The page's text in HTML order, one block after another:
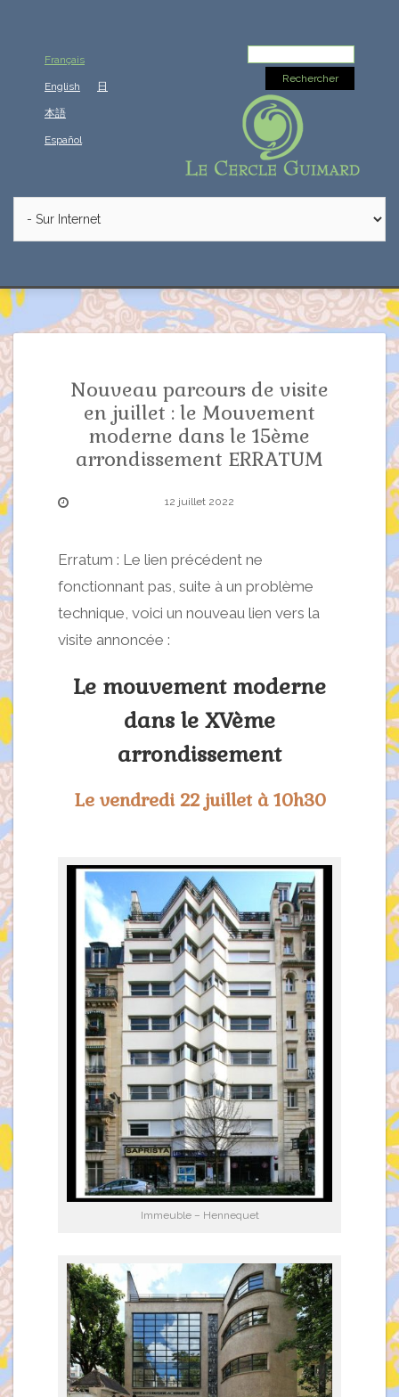
Français
English 日
本語
Español
Nouveau parcours de visite
en juillet : le Mouvement
moderne dans le 15ème
arrondissement ERRATUM
12 juillet 2022
Erratum : Le lien précédent ne
fonctionnant pas, suite à un problème
technique, voici un nouveau lien vers la
visite annoncée :
Le mouvement moderne
dans le XVème
arrondissement
Le vendredi 22 juillet à 10h30
Immeuble – Hennequet